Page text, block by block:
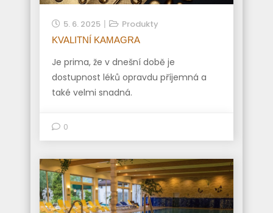
5. 6. 2025 Produkty
KVALITNÍ KAMAGRA
Je prima, že v dnešní době je
dostupnost léků opravdu příjemná a
také velmi snadná.
0